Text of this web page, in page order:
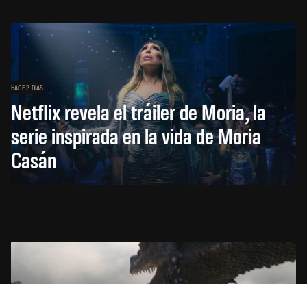
HACE 2 DÍAS
Netflix revela el tráiler de Moria, la
serie inspirada en la vida de Moria
Casán